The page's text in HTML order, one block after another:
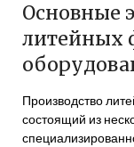
Основные
литейных
Производство
состоящий из